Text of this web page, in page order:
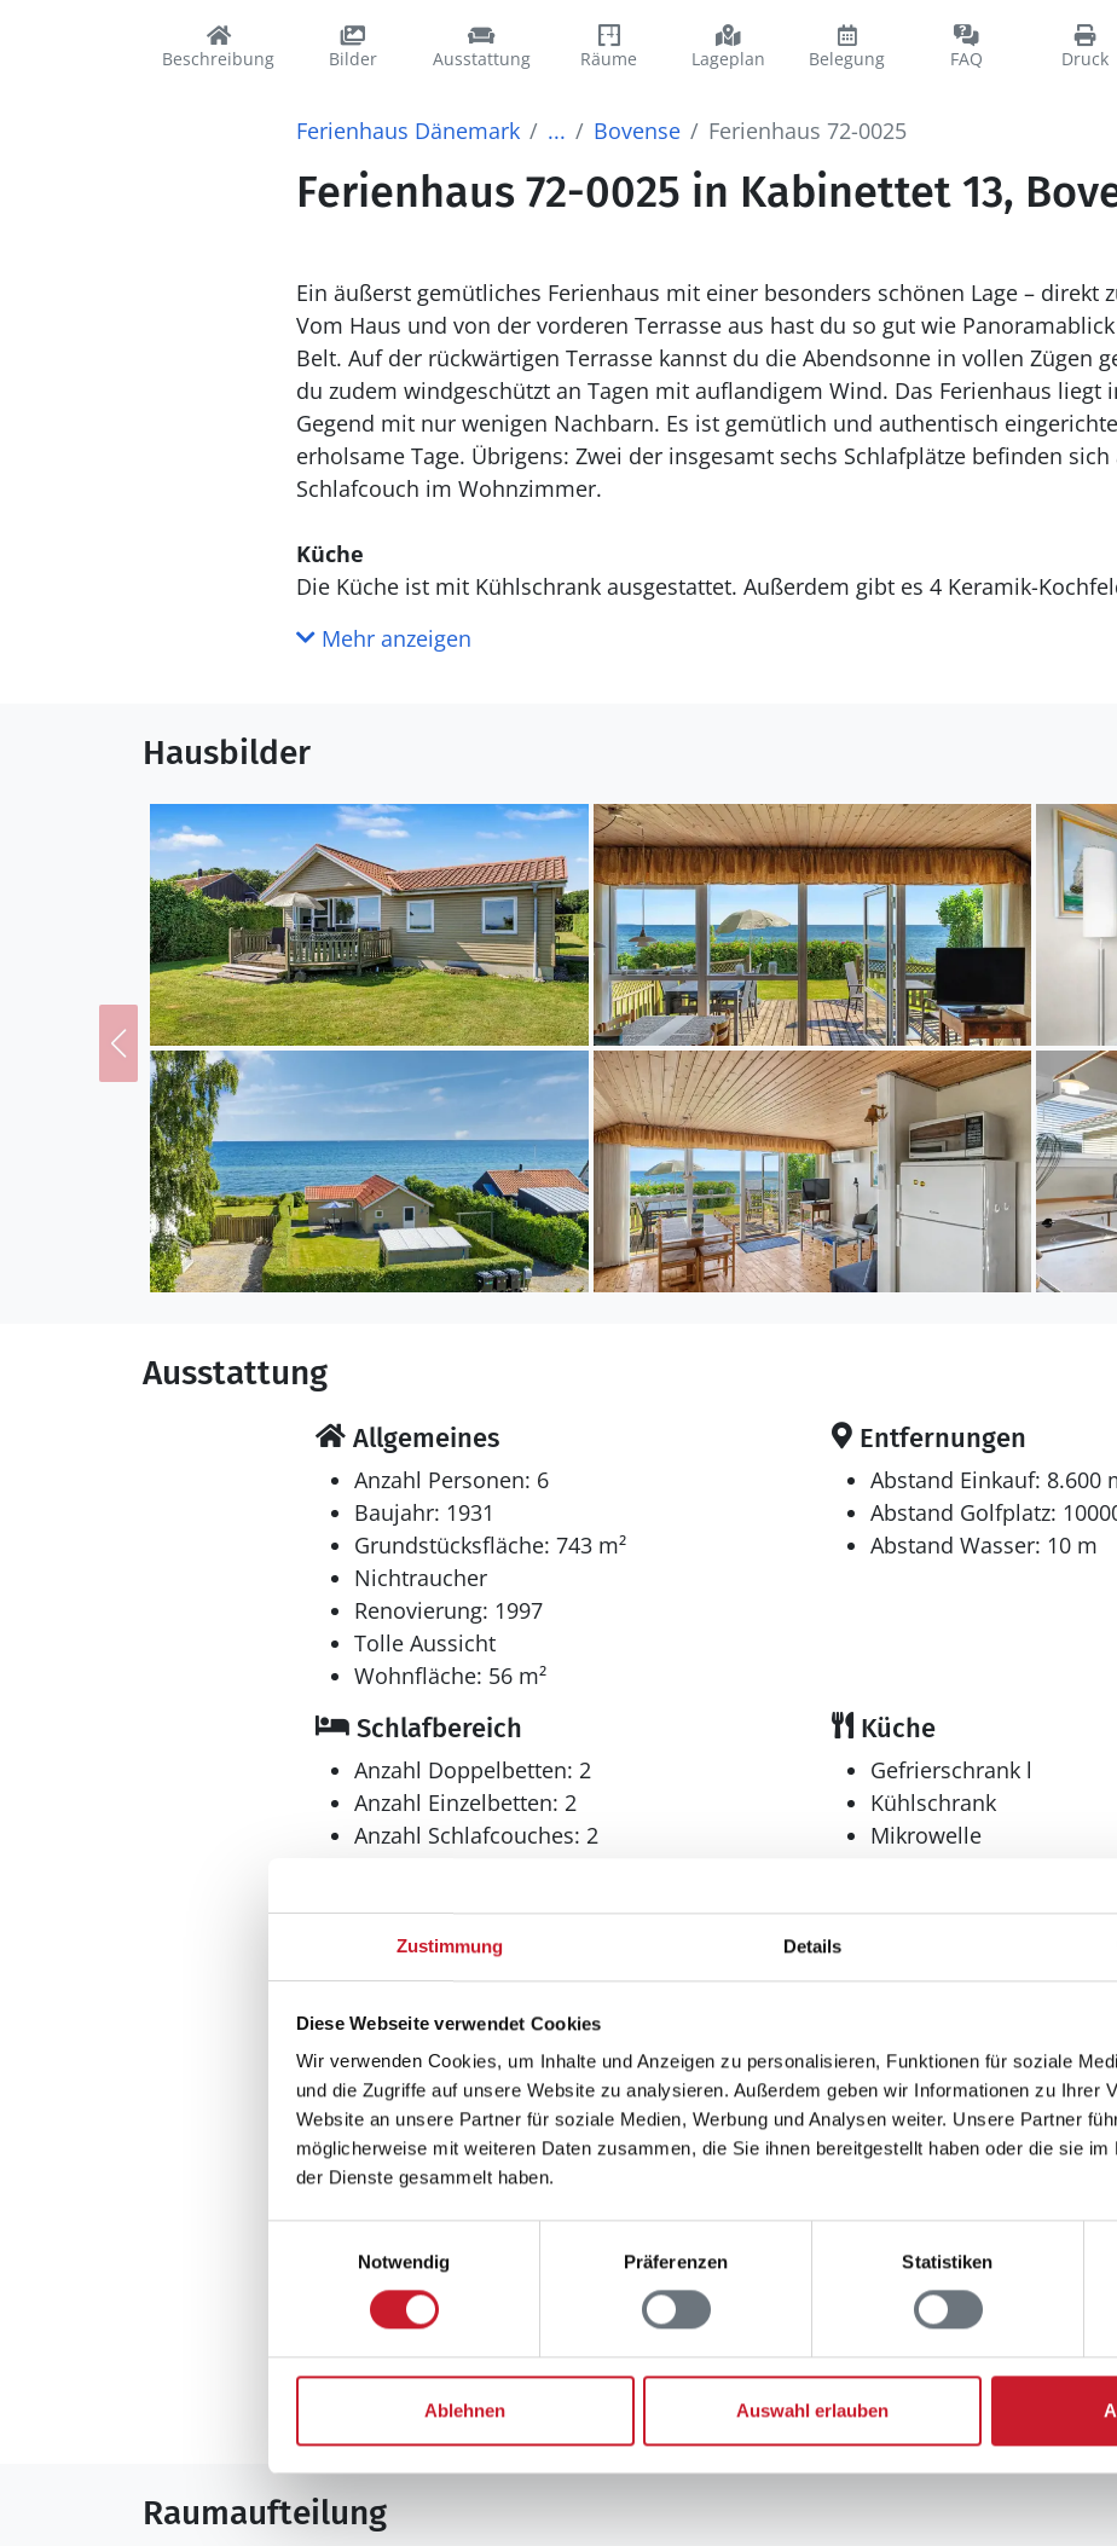
Zustimmung Details
Diese Webseite verwendet Cookies
Wir verwenden Cookies, um Inhalte und Anzeigen zu personalisieren, Funktionen für soziale
und die Zugriffe auf unsere Website zu analysieren. Außerdem geben wir Informationen zu Ihrer
Website an unsere Partner für soziale Medien, Werbung und Analysen weiter. Unsere Partner
möglicherweise mit weiteren Daten zusammen, die Sie ihnen bereitgestellt haben oder die sie
der Dienste gesammelt haben.
Notwendig
Präferenzen Statistiken
Ablehnen Auswahl erlauben
Beschreibung Bilder Ausstattung Räume Lageplan Belegung FAQ Druck
Ferienhaus Dänemark ... Bovense Ferienhaus 72-0025
Ferienhaus 72-0025 in Kabinettet 13,
Ein äußerst gemütliches Ferienhaus mit einer besonders schönen Lage – direkt
Vom Haus und von der vorderen Terrasse aus hast du so gut wie
Belt. Auf der rückwärtigen Terrasse kannst du die Abendsonne in vollen Zügen
du zudem windgeschützt an Tagen mit auflandigem Wind. Das Ferienhaus liegt in einer ruhigen
Gegend mit nur wenigen Nachbarn. Es ist gemütlich und authentisch
erholsame Tage. Übrigens: Zwei der insgesamt sechs Schlafplätze befinden sich auf einer
Schlafcouch im Wohnzimmer.
Küche
Die Küche ist mit Kühlschrank ausgestattet. Außerdem gibt es 4 Keramik-Kochfelder, Umluftofen,
Die Ferienunterkunft liegt auf einem 743 m² großen Gartengrundstück. Die
beträgt 10 m. Es gibt einen Badesteg in der Nähe. Die nächste
entfernt. In einem Abstand von 10000 m gibt es einen Golfplatz. Es steht ein
zur Verfügung. Es steht ein Grill zur Verfügung. Parkplatz auf dem Grundstück.
Einrichtung
Das Ferienhaus eignet sich für 6 Personen. Die Ferienunterkunft hat eine
wurde 1931 gebaut. 1997 wurde die Ferienunterkunft renoviert. Haustiere
werden. Die Ferienunterkunft ist mit energiefreundlicher Luft-Luft- Wärmepumpe ausgestattet.
Tiefkühlmöglichkeit mit 40 Liter Nutzinhalt.
Schlafverhältnisse
Die Schlafplätze verteilen sich auf 3 Schlafräume. 2 Schlafplätze in einem
in Einzelbetten.2 Schlafplätze auf Schlafcouchen (einzeln). 2 von diesen Schlafplätzen befinden sich
im Wohnzimmer.
In der Ferienunterkunft gibt es einen Fernseher. Mindestens 4 dänische
kabellose Internetverbindung zur Verfügung.
Mehr anzeigen
Hausbilder
Ausstattung
Allgemeines
Anzahl Personen: 6
Baujahr: 1931
Grundstücksfläche: 743 m²
Nichtraucher
Renovierung: 1997
Tolle Aussicht
Wohnfläche: 56 m²
Entfernungen
Abstand Einkauf: 8.600
Abstand Golfplatz:
Abstand Wasser: 10 m
Schlafbereich
Anzahl Doppelbetten: 2
Anzahl Einzelbetten: 2
Anzahl Schlafcouches: 2
Küche
Gefrierschrank l
Kühlschrank
Mikrowelle
Bad
Anzahl Badezimmer: 1
Multimedia
drahtlos
Aussenbereich
Grill
Sonstiges
Fußbodenheizung
Neben- und Verbrauchskosten
Die aktuellen Verbrauchskosten finden Sie im nächsten Schritt im
Raumaufteilung